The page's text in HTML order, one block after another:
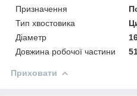
Призначення
Тип хвостовика
Діаметр
Довжина робочої частини
Приховати